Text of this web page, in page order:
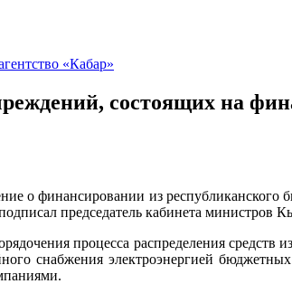
состоящих на
о финансировании из республиканского
председатель кабинета
процесса распределения средств
снабжения электроэнергией